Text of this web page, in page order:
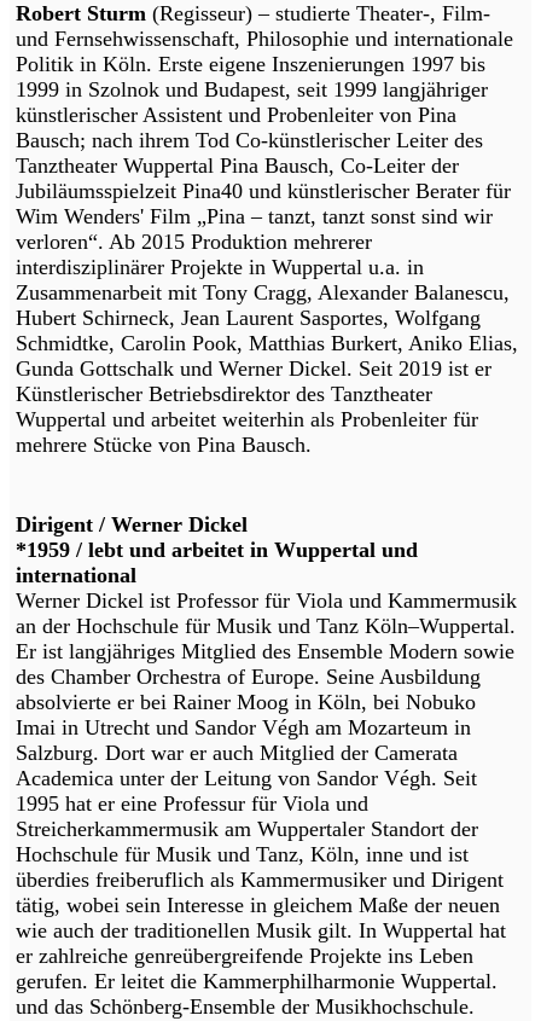
Robert Sturm (Regisseur) – studierte Theater-, Film-
und Fernsehwissenschaft, Philosophie und internationale
Politik in Köln. Erste eigene Inszenierungen 1997 bis
1999 in Szolnok und Budapest, seit 1999 langjähriger
künstlerischer Assistent und Probenleiter von Pina
Bausch; nach ihrem Tod Co-künstlerischer Leiter des
Tanztheater Wuppertal Pina Bausch, Co-Leiter der
Jubiläumsspielzeit Pina40 und künstlerischer Berater für
Wim Wenders' Film „Pina – tanzt, tanzt sonst sind wir
verloren“. Ab 2015 Produktion mehrerer
interdisziplinärer Projekte in Wuppertal u.a. in
Zusammenarbeit mit Tony Cragg, Alexander Balanescu,
Hubert Schirneck, Jean Laurent Sasportes, Wolfgang
Schmidtke, Carolin Pook, Matthias Burkert, Aniko Elias,
Gunda Gottschalk und Werner Dickel. Seit 2019 ist er
Künstlerischer Betriebsdirektor des Tanztheater
Wuppertal und arbeitet weiterhin als Probenleiter für
mehrere Stücke von Pina Bausch.
Dirigent / Werner Dickel
*1959 / lebt und arbeitet in Wuppertal und
international
Werner Dickel ist Professor für Viola und Kammermusik
an der Hochschule für Musik und Tanz Köln–Wuppertal.
Er ist langjähriges Mitglied des Ensemble Modern sowie
des Chamber Orchestra of Europe. Seine Ausbildung
absolvierte er bei Rainer Moog in Köln, bei Nobuko
Imai in Utrecht und Sandor Végh am Mozarteum in
Salzburg. Dort war er auch Mitglied der Camerata
Academica unter der Leitung von Sandor Végh. Seit
1995 hat er eine Professur für Viola und
Streicherkammermusik am Wuppertaler Standort der
Hochschule für Musik und Tanz, Köln, inne und ist
überdies freiberuflich als Kammermusiker und Dirigent
tätig, wobei sein Interesse in gleichem Maße der neuen
wie auch der traditionellen Musik gilt. In Wuppertal hat
er zahlreiche genreübergreifende Projekte ins Leben
gerufen. Er leitet die Kammerphilharmonie Wuppertal.
und das Schönberg-Ensemble der Musikhochschule.